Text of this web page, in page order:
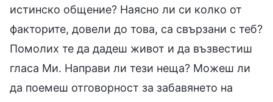
истинско общение? Наясно ли си колко от
факторите, довели до това, са свързани с теб?
Помолих те да дадеш живот и да възвестиш
гласа Ми. Направи ли тези неща? Можеш ли
да поемеш отговорност за забавянето на